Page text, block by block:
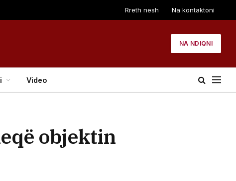
Rreth nesh Na kontaktoni
NA NDIQNI
Video
objektin